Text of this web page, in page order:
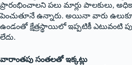
ప్రారంభించాలని పలు మార్లు పాలకులు,
పెంచుతూనే ఉన్నారు. అయినా వారు ఉలుకూ
ఉండంతో క్షేత్రస్థాయిలో ఇప్పటికీ ఎటువంటి
లేదు.
వారాంతపు సంతలతో ఇక్కట్లు